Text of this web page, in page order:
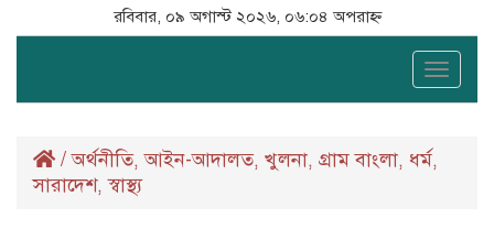
রবিবার, ০৯ অগাস্ট ২০২৬, ০৬:০৪ অপরাহ্ন
Toggle
/অর্থনীতি,আইন-আদালত, খুলনা, গ্রাম বাংলা, ধর্ম,
সারাদেশ,স্বাস্থ্য